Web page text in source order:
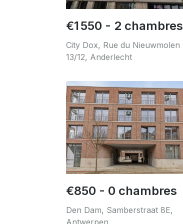
€1 550 - 2 chambres
City Dox, Rue du Nieuwmolen
13/12, Anderlecht
€850 - 0 chambres
Den Dam, Samberstraat 8E,
Antwerpen